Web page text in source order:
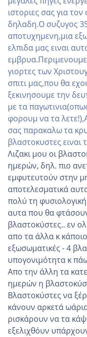
ιστοριες σας για
δηλαδη.Ο συζυγος
αποτυχημενη,μια
ελπιδα μας ειναι
γιορτες των
σπιτι μας,που θα
ξεκινησουμε την
με τα
φορουμ να τα
σας παρακαλω τα
βλαστοκυστες ειναι
Λιζακι μου οι
ημερών, δηλ. πιο
εμφυτευτούν στην
αποτελεσματικά
πολύ τη
αυτα που θα
βλαστοκύστες.. εν
απο τα άλλα κ
εξωσωματικές - 4
υπογονιμότητα κ
Απο την άλλη τα
ημερών η
Βλαστοκύστες να
κάνουν αρκετά
ρισκάρουν να τα
εξελιχθόυν